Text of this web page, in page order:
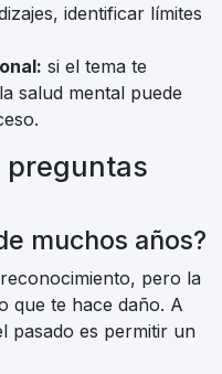
identificar límites
si el tema te
salud mental puede
preguntas
muchos años?
pero la
que te hace daño. A
pasado es permitir un